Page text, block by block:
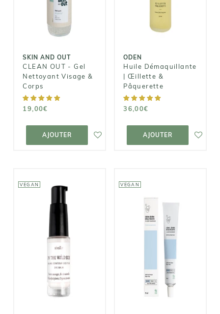
SKIN AND OUT
CLEAN OUT - Gel
Nettoyant Visage &
Corps
19,00€
AJOUTER
Gel Nettoyant
Visage &
Corps
AJOUTER AU
PANIER
ODEN
Huile Démaquillante
| Œillette &
Pâquerette
36,00€
AJOUTER
Démaquillante
| Œillette &
Pâquerette
AJOUTER AU
PANIER
VEGAN
ON THE WILD
SIDE
Baume
Contour des
VEGAN
CLÉMENCE &
Crème Légère
Désaltérante
14,90€